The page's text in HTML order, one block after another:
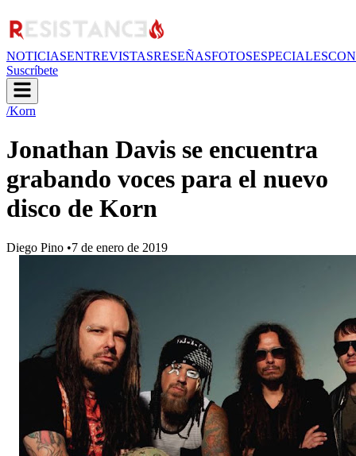
NOTICIASENTREVISTASRESEÑASFOTOSESPECIALES
Suscríbete
/Korn
Jonathan Davis se encuentra
grabando voces para el nuevo
disco de Korn
Diego Pino •7 de enero de 2019